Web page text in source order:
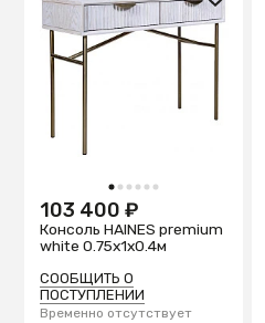
1 2 3 4 5 6
103 400 ₽
Консоль HAINES premium
white 0.75x1x0.4м
СООБЩИТЬ О
ПОСТУПЛЕНИИ
Временно отсутствует